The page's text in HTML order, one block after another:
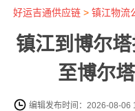
好运吉通供应链> 镇江物流
镇江到博尔
至博尔
编辑发布时间：2026-08-06